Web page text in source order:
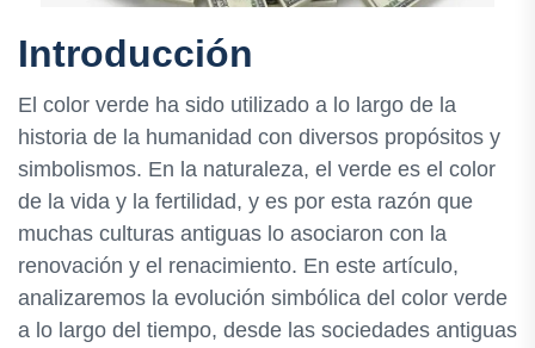
Introducción
El color verde ha sido utilizado a lo largo de la
historia de la humanidad con diversos propósitos y
simbolismos. En la naturaleza, el verde es el color
de la vida y la fertilidad, y es por esta razón que
muchas culturas antiguas lo asociaron con la
renovación y el renacimiento. En este artículo,
analizaremos la evolución simbólica del color verde
a lo largo del tiempo, desde las sociedades antiguas